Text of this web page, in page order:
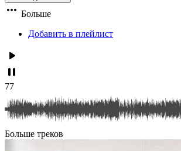
Больше
Добавить в плейлист
77
Больше треков